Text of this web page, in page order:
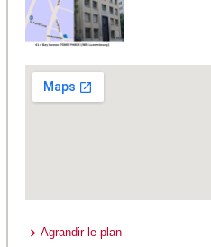
Agrandir le plan